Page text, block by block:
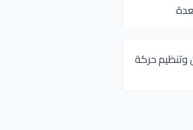
وتنظيم حركة